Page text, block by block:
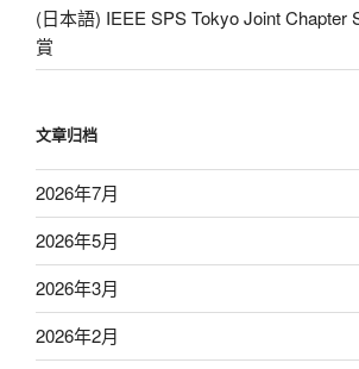
(日本語) IEEE SPS Tokyo Joint Chapter
賞
文章归档
2026年7月
2026年5月
2026年3月
2026年2月